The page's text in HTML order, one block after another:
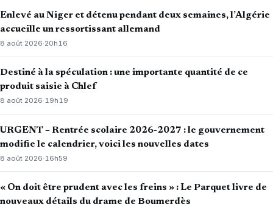
Enlevé au Niger et détenu pendant deux semaines, l’Algérie
accueille un ressortissant allemand
8 août 2026·20h16
Destiné à la spéculation : une importante quantité de ce
produit saisie à Chlef
8 août 2026·19h19
URGENT – Rentrée scolaire 2026-2027 : le gouvernement
modifie le calendrier, voici les nouvelles dates
8 août 2026· 16h59
« On doit être prudent avec les freins » : Le Parquet livre de
nouveaux détails du drame de Boumerdès